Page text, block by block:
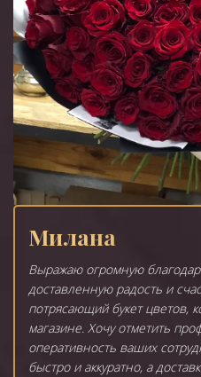
Милана
Выражаю огромную
доставленную радость и
потрясающий букет цветов,
магазине. Хочу отметить
оперативность ваших
быстро и аккуратно, а